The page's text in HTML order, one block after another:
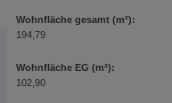
Wohnfläche gesamt (m²):
194,79
Wohnfläche EG (m²):
102,90